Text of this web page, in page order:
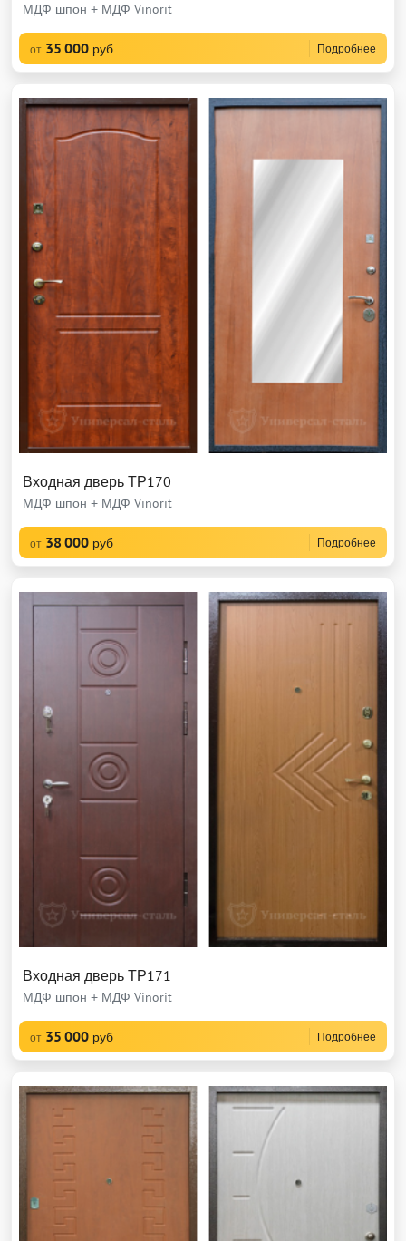
МДФ шпон + МДФ Vinorit
от 35 000 руб Подробнее
Входная дверь ТР170
МДФ шпон + МДФ Vinorit
от 38 000 руб Подробнее
Входная дверь ТР171
МДФ шпон + МДФ Vinorit
от 35 000 руб Подробнее